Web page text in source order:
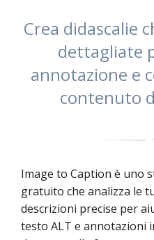
Crea didascalie
dettagliate
annotazione e
contenuto
Image to Caption è uno
gratuito che analizza le
descrizioni precise per
testo ALT e annotazioni